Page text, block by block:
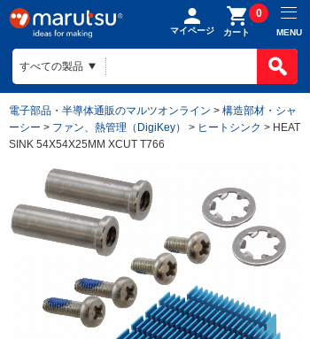
マイページ カート
0
MENU
電子部品・半導体通販のマルツオンライン > 構造部材・シャ
ーシー > ファン、熱管理（DigiKey） > ヒートシンク > HEAT
SINK 54X54X25MM XCUT T766